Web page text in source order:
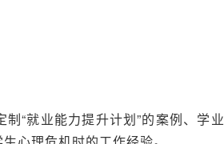
“就业能力提升计划”的案例、学